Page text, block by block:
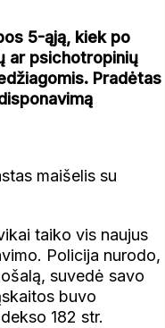
5-ąją, kiek po
ar psichotropinių
Pradėtas
maišelis su
taiko vis naujus
Policija nurodo,
suvedė savo
buvo
182 str.